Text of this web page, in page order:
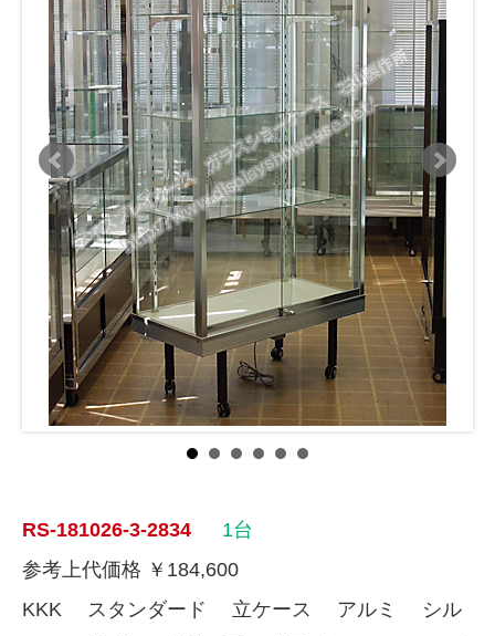
RS-181026-3-2834
1台
参考上代価格 ￥184,600
KKK スタンダード 立ケース アルミ シル